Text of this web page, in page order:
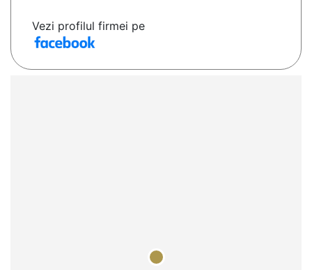
Vezi profilul firmei pe